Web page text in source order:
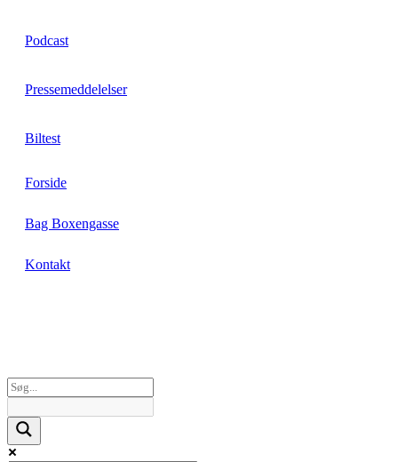
Podcast
Pressemeddelelser
Biltest
Forside
Bag Boxengasse
Kontakt